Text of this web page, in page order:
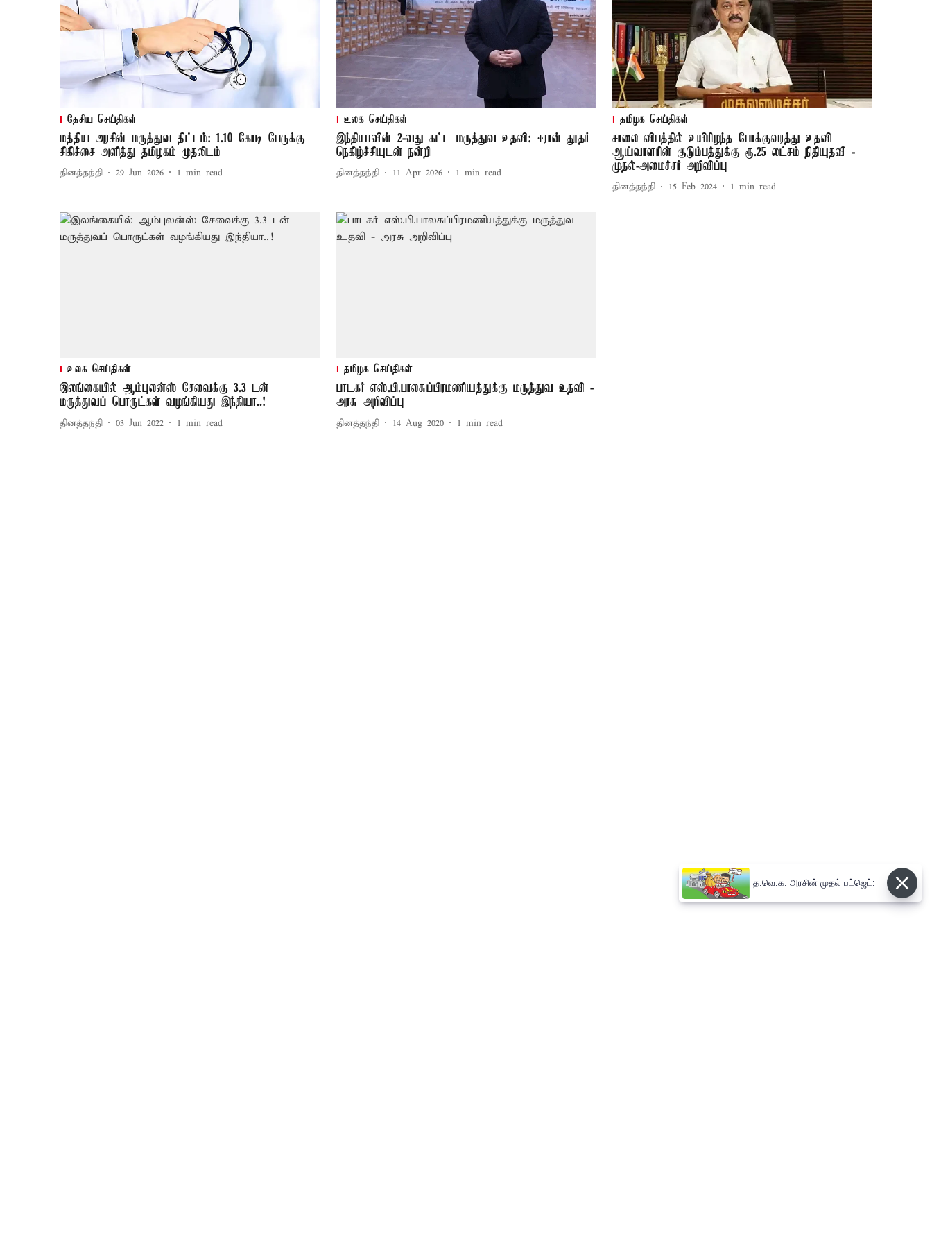
தேசிய செய்திகள்
மத்திய அரசின் மருத்துவ திட்டம்: 1.10 கோடி பேருக்கு
சிகிச்சை அளித்து தமிழகம் முதலிடம்
தினத்தந்தி 29 Jun 2026 1 min read
உலக செய்திகள்
இந்தியாவின் 2-வது கட்ட மருத்துவ உதவி: ஈரான் தூதர்
நெகிழ்ச்சியுடன் நன்றி
தினத்தந்தி 11 Apr 2026 1 min read
தமிழக செய்திகள்
சாலை விபத்தில் உயிரிழந்த போக்குவரத்து உதவி
ஆய்வாளரின் குடும்பத்துக்கு ரூ.25 லட்சம் நிதியுதவி -
முதல்-அமைச்சர் அறிவிப்பு
தினத்தந்தி 15 Feb 2024 1 min read
உலக செய்திகள்
இலங்கையில் ஆம்புலன்ஸ் சேவைக்கு 3.3 டன்
மருத்துவப் பொருட்கள் வழங்கியது இந்தியா..!
தினத்தந்தி 03 Jun 2022 1 min read
தமிழக செய்திகள்
பாடகர் எஸ்.பி.பாலசுப்பிரமணியத்துக்கு மருத்துவ உதவி -
அரசு அறிவிப்பு
தினத்தந்தி 14 Aug 2020 1 min read
த.வெ.க. அரசின் முதல் பட்ஜெட்: